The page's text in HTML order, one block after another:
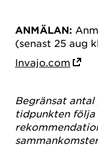
ANMÄLAN:
(senast 25 aug
Invajo.com
Begränsat
tidpunktenfölja